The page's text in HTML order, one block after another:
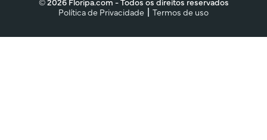
Política de Privacidade
Termos de uso